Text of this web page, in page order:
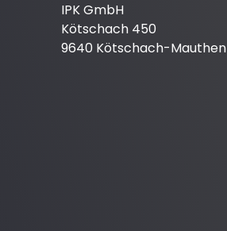
IPK GmbH
Kötschach 450
9640 Kötschach-Mauthen